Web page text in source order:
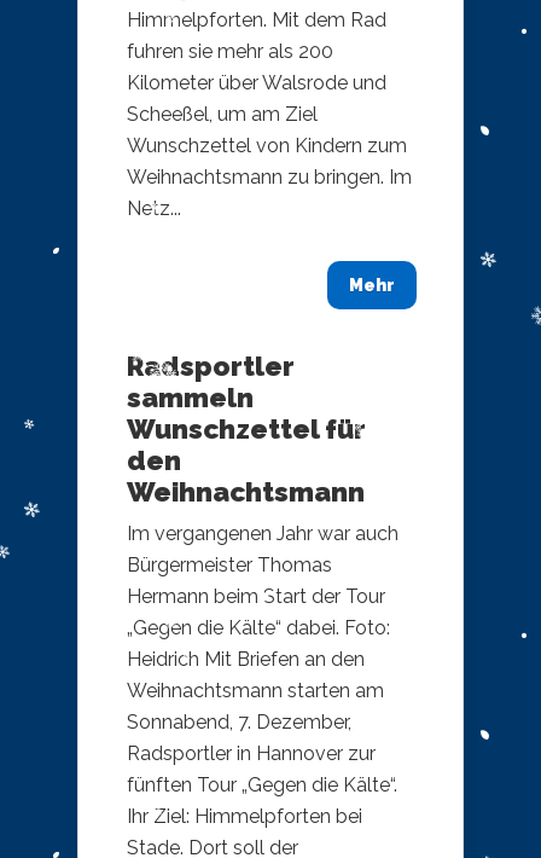
Himmelpforten. Mit dem Rad
fuhren sie mehr als 200
Kilometer über Walsrode und
Scheeßel, um am Ziel
Wunschzettel von Kindern zum
Weihnachtsmann zu bringen. Im
Netz...
Mehr
Radsportler
sammeln
Wunschzettel für
den
Weihnachtsmann
Im vergangenen Jahr war auch
Bürgermeister Thomas
Hermann beim Start der Tour
„Gegen die Kälte“ dabei. Foto:
Heidrich Mit Briefen an den
Weihnachtsmann starten am
Sonnabend, 7. Dezember,
Radsportler in Hannover zur
fünften Tour „Gegen die Kälte“.
Ihr Ziel: Himmelpforten bei
Stade. Dort soll der